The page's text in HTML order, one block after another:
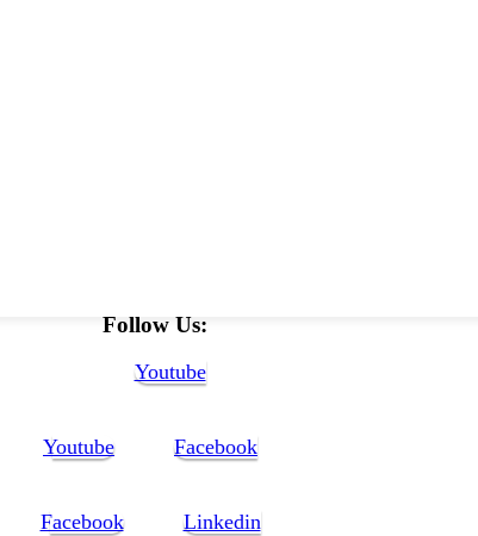
Follow Us:
Youtube
Youtube Facebook
Facebook Linkedin